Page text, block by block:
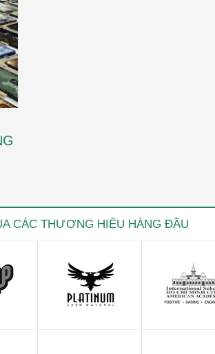
CÁC THƯƠNG HIỆU HÀNG ĐẦU
Kevin trọng